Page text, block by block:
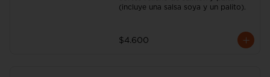
(incluye una salsa soya y un palito).
$4.600